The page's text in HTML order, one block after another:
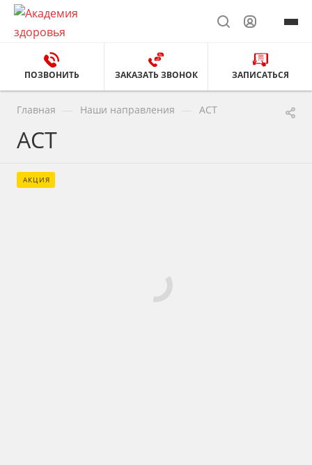
ПОЗВОНИТЬ ЗАКАЗАТЬ ЗВОНОК ЗАПИСАТЬСЯ
Главная Наши направления АСТ
АСТ
АКЦИЯ